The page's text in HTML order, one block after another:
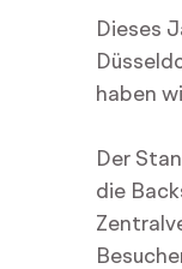
Dieses
haben
Der
die